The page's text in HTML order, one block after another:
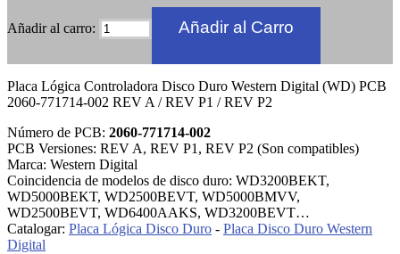
Añadir al carro:
Placa Lógica Controladora Disco Duro Western Digital (WD) PCB
2060-771714-002 REV A / REV P1 / REV P2
Número de PCB: 2060-771714-002
PCB Versiones: REV A, REV P1, REV P2 (Son compatibles)
Marca: Western Digital
Coincidencia de modelos de disco duro: WD3200BEKT,
WD5000BEKT, WD2500BEVT, WD5000BMVV,
WD2500BEVT, WD6400AAKS, WD3200BEVT…
Catalogar: Placa Lógica Disco Duro - Placa Disco Duro Western
Digital